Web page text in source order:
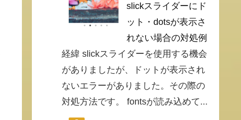
slickスライダーにド
ット・dotsが表示さ
れない場合の対処例
経緯 slickスライダーを使用する機会
がありましたが、ドットが表示され
ないエラーがありました。その際の
対処方法です。 fontsが読み込めて...